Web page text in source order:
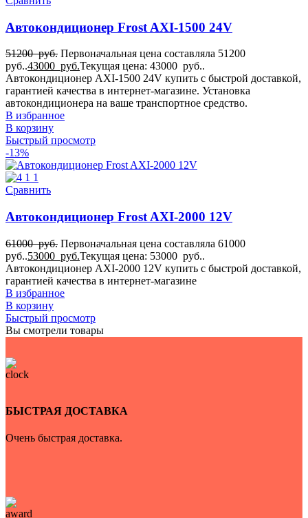
Автокондиционер Frost AXI-1500 24V
51200руб. Первоначальная цена составляла 51200
руб..43000 руб.Текущая цена: 43000 руб..
Автокондиционер AXI-1500 24V купить с быстрой доставкой,
гарантией качества в интернет-магазине. Установка
автокондиционера на ваше транспортное средство.
В избранное
В корзину
Быстрый просмотр
-13%
Сравнить
Автокондиционер Frost AXI-2000 12V
61000руб. Первоначальная цена составляла 61000
руб..53000 руб.Текущая цена: 53000 руб..
Автокондиционер AXI-2000 12V купить с быстрой доставкой,
гарантией качества в интернет-магазине
В избранное
В корзину
Быстрый просмотр
Вы смотрели товары
БЫСТРАЯ ДОСТАВКА
Очень быстрая доставка.